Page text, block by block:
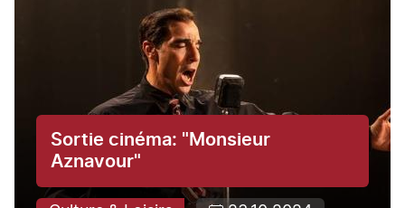
Sortie cinéma: "Monsieur
Aznavour"